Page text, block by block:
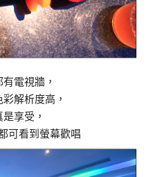
電視牆，
解析度高，
享受，
可看到螢幕歡唱